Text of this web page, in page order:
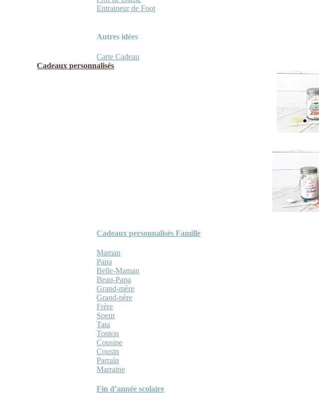
Entraineur de Foot
Autres idées
Carte Cadeau
Cadeaux personnalisés
Cadeaux personnalisés Famille
Maman
Papa
Belle-Maman
Beau-Papa
Grand-mère
Grand-père
Frère
Soeur
Tata
Tonton
Cousine
Cousin
Parrain
Marraine
Fin d’année scolaire